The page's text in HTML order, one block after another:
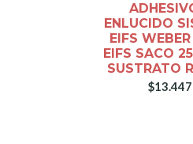
ENLUCIDO
EIFS
EIFS SACO
SUSTRATO
$13.447